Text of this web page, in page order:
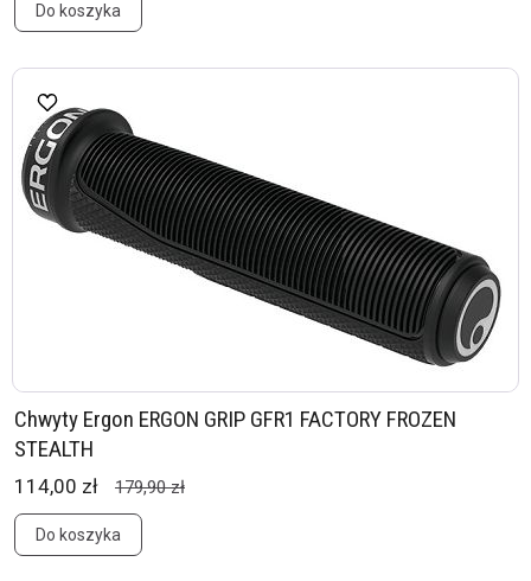
Do koszyka
Chwyty Ergon ERGON GRIP GFR1 FACTORY FROZEN
STEALTH
114,00 zł 179,90 zł
Do koszyka